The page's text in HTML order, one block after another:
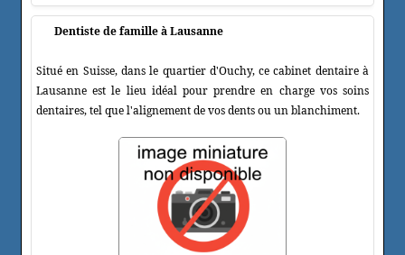
Dentiste de famille à Lausanne
Situé en Suisse, dans le quartier d'Ouchy, ce cabinet dentaire à
Lausanne est le lieu idéal pour prendre en charge vos soins
dentaires, tel que l'alignement de vos dents ou un blanchiment.